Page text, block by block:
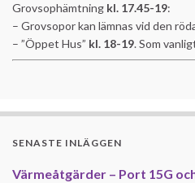
Grovsophämtning kl. 17.45-19:
– Grovsopor kan lämnas vid den
– ”Öppet Hus” kl. 18-19. Som
SENASTE INLÄGGEN
Värmeåtgärder – Port 15G